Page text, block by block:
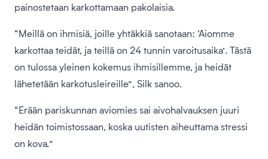
painostetaan karkottamaan pakolaisia.
“Meillä on ihmisiä, joille yhtäkkiä sanotaan: ‘Aiomme
karkottaa teidät, ja teillä on 24 tunnin varoitusaika’. Tästä
on tulossa yleinen kokemus ihmisillemme, ja heidät
lähetetään karkotusleireille”, Silk sanoo.
“Erään pariskunnan aviomies sai aivohalvauksen juuri
heidän toimistossaan, koska uutisten aiheuttama stressi
on kova.”